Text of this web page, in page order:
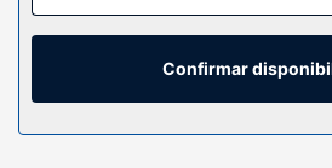
de 48 polegadas. A internet sem
sempre contactável. As
de estar separadas e micro-ondas.
Serviço do hotel
Confirmar